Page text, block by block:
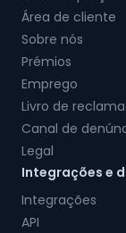
Área de cliente
Sobre nós
Prémios
Emprego
Livro de
Canal de
Legal
Integrações e
Integrações
API